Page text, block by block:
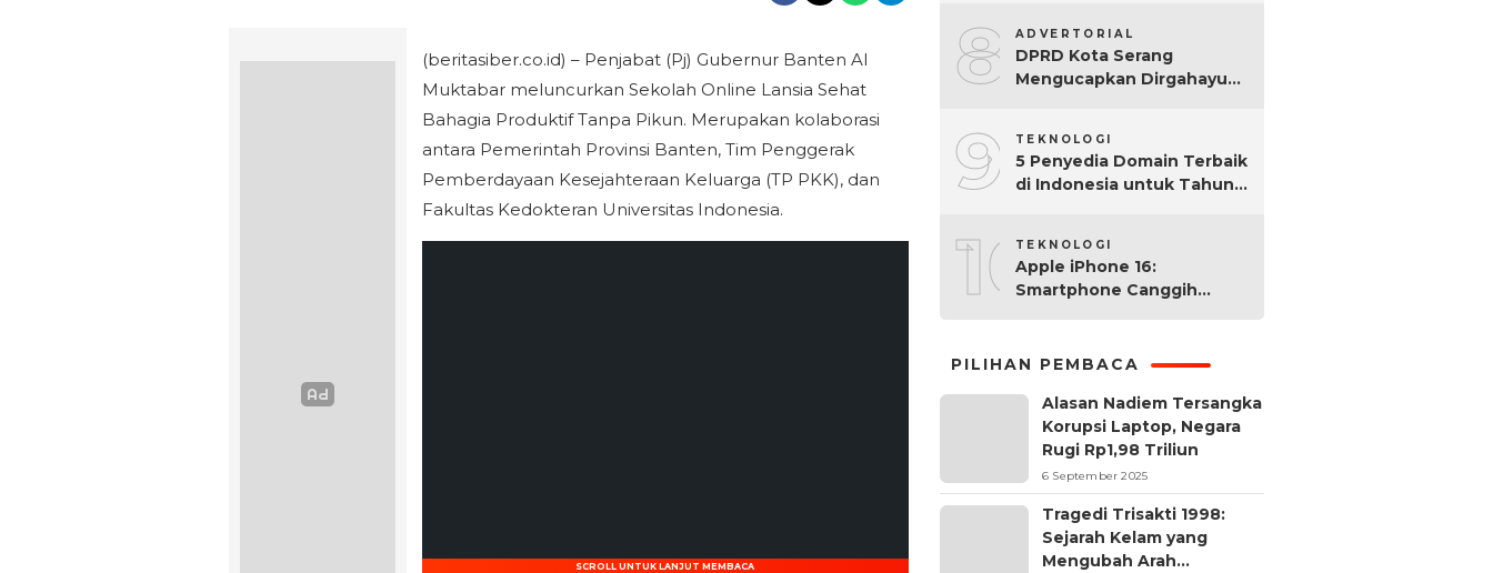
(beritasiber.co.id) – Penjabat (Pj) Gubernur Banten Al
Muktabar meluncurkan Sekolah Online Lansia Sehat
Bahagia Produktif Tanpa Pikun. Merupakan kolaborasi
antara Pemerintah Provinsi Banten, Tim Penggerak
Pemberdayaan Kesejahteraan Keluarga (TP PKK), dan
Fakultas Kedokteran Universitas Indonesia.
SCROLL UNTUK LANJUT MEMBACA
8 ADVERTORIAL
DPRD Kota Serang
Mengucapkan Dirgahayu
9 TEKNOLOGI
5 Penyedia Domain Terbaik
di Indonesia untuk Tahun
10TEKNOLOGI
Apple iPhone 16:
Smartphone Canggih
PILIHAN PEMBACA
Alasan Nadiem Tersangka
Korupsi Laptop, Negara
Rugi Rp1,98 Triliun
6 September 2025
Tragedi Trisakti 1998:
Sejarah Kelam yang
Mengubah Arah